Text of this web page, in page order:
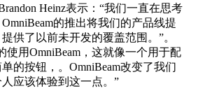
Heinz表示：“我们一直在思考
的推出将我们的产品线提
供了以前未开发的覆盖范围。”。
使用OmniBeam，这就像一个用于配
的按钮，。OmniBeam改变了我们
应该体验到这一点。”